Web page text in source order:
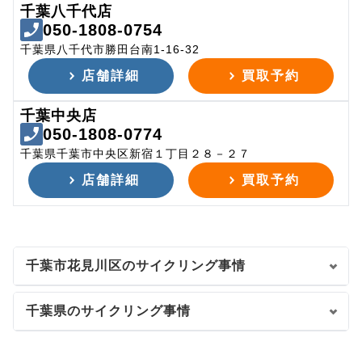
千葉八千代店
050-1808-0754
千葉県八千代市勝田台南1-16-32
店舗詳細 買取予約
千葉中央店
050-1808-0774
千葉県千葉市中央区新宿１丁目２８－２７
店舗詳細 買取予約
千葉市花見川区のサイクリング事情
千葉県のサイクリング事情